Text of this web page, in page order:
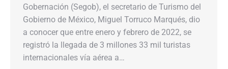
Gobernación (Segob), el secretario de Turismo del
Gobierno de México, Miguel Torruco Marqués, dio
a conocer que entre enero y febrero de 2022, se
registró la llegada de 3 millones 33 mil turistas
internacionales vía aérea a…